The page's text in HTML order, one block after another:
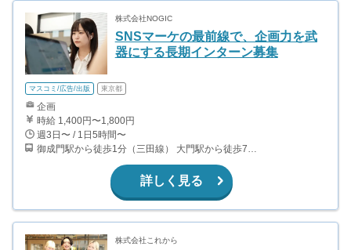
株式会社NOGIC
SNSマーケの最前線で、企画力を武
器にする長期インターン募集
マスコミ/広告/出版 東京都
企画
時給 1,400円〜1,800円
週3日〜 / 1日5時間〜
詳しく見る
株式会社これから